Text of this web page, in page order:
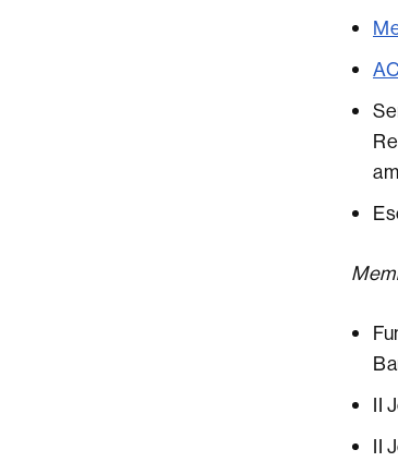
II
II